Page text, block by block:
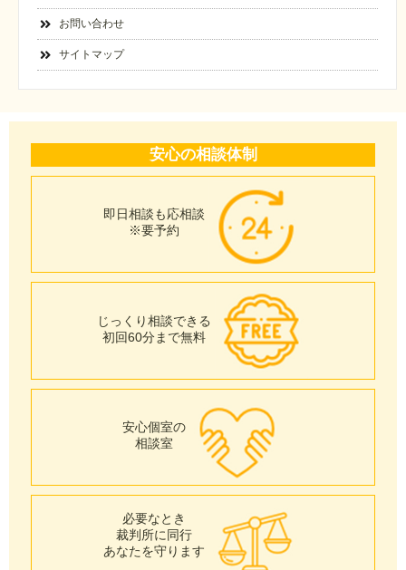
お問い合わせ
サイトマップ
安心の相談体制
即日相談も応相談
※要予約
じっくり相談できる
初回60分まで無料
安心個室の
相談室
必要なとき
裁判所に同行
あなたを守ります